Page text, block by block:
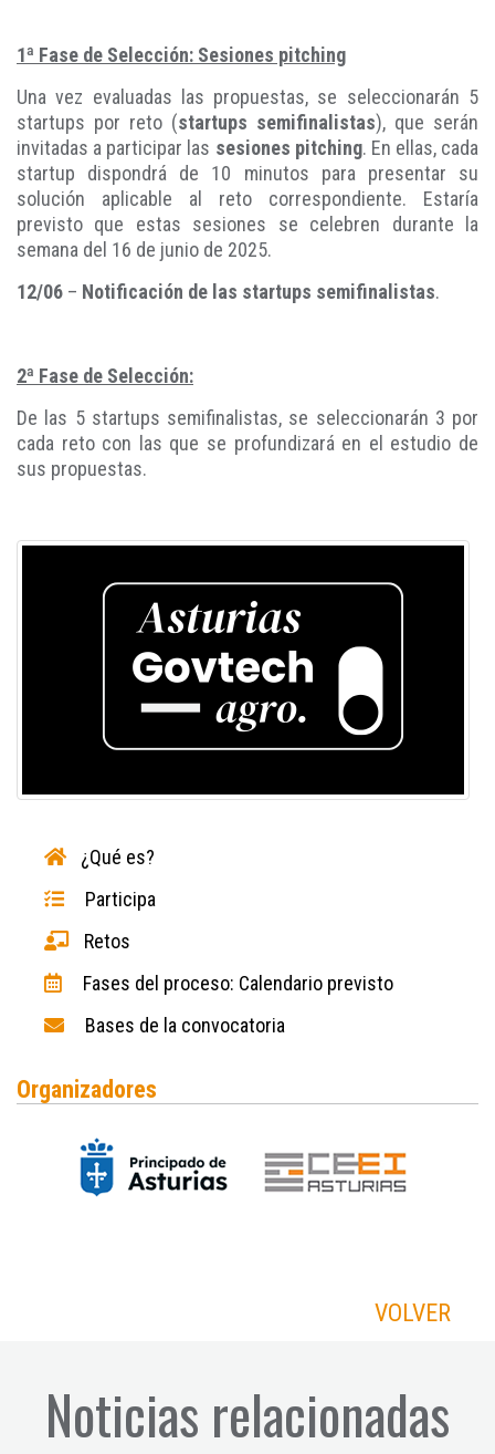
1ª Fase de Selección: Sesiones pitching
Una vez evaluadas las propuestas, se seleccionarán 5
startups por reto (startups semifinalistas), que serán
invitadas a participar las sesiones pitching. En ellas, cada
startup dispondrá de 10 minutos para presentar su
solución aplicable al reto correspondiente. Estaría
previsto que estas sesiones se celebren durante la
semana del 16 de junio de 2025.
12/06 – Notificación de las startups semifinalistas.
2ª Fase de Selección:
De las 5 startups semifinalistas, se seleccionarán 3 por
cada reto con las que se profundizará en el estudio de
sus propuestas.
¿Qué es?
Participa
Retos
Fases del proceso: Calendario previsto
Bases de la convocatoria
Organizadores
VOLVER
Noticias relacionadas